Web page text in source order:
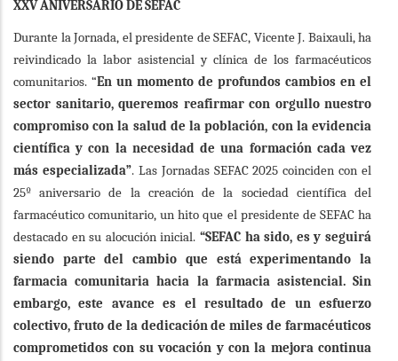
XXV ANIVERSARIO DE SEFAC
Durante la Jornada, el presidente de SEFAC, Vicente J. Baixauli, ha
reivindicado la labor asistencial y clínica de los farmacéuticos
comunitarios. “En un momento de profundos cambios en el
sector sanitario, queremos reafirmar con orgullo nuestro
compromiso con la salud de la población, con la evidencia
científica y con la necesidad de una formación cada vez
más especializada”. Las Jornadas SEFAC 2025 coinciden con el
25º aniversario de la creación de la sociedad científica del
farmacéutico comunitario, un hito que el presidente de SEFAC ha
destacado en su alocución inicial. “SEFAC ha sido, es y seguirá
siendo parte del cambio que está experimentando la
farmacia comunitaria hacia la farmacia asistencial. Sin
embargo, este avance es el resultado de un esfuerzo
colectivo, fruto de la dedicación de miles de farmacéuticos
comprometidos con su vocación y con la mejora continua